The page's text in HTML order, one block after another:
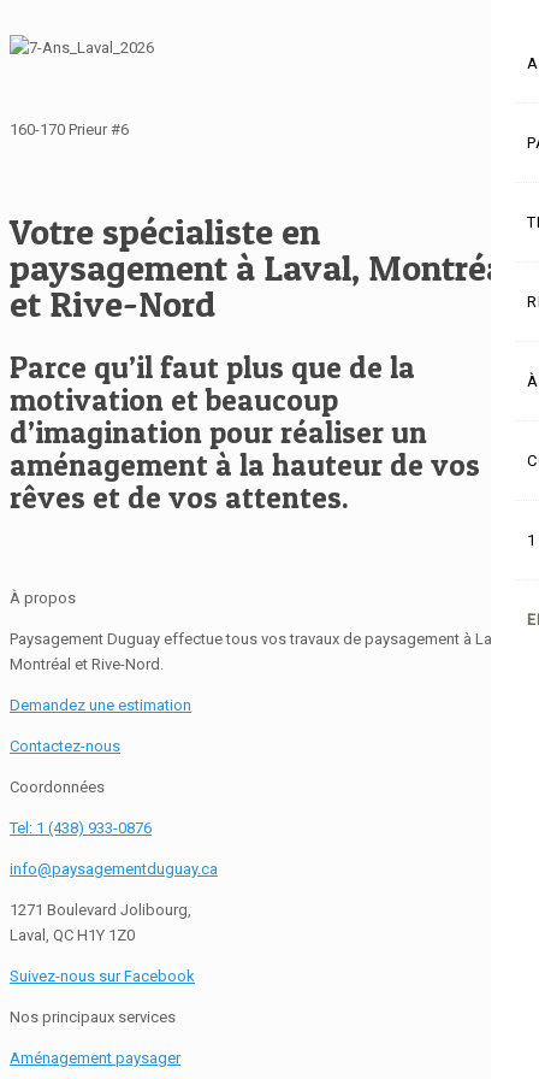
160-170 Prieur #6
Votre spécialiste en
paysagement à Laval, Montréal
et Rive-Nord
Parce qu’il faut plus que de la
motivation et beaucoup
d’imagination pour réaliser un
aménagement à la hauteur de vos
rêves et de vos attentes.
À propos
Paysagement Duguay effectue tous vos travaux de paysagement à Laval,
Montréal et Rive-Nord.
Demandez une estimation
Contactez-nous
Coordonnées
Tel: 1 (438) 933-0876
info@paysagementduguay.ca
1271 Boulevard Jolibourg,
Laval, QC H1Y 1Z0
Suivez-nous sur Facebook
Nos principaux services
Aménagement paysager